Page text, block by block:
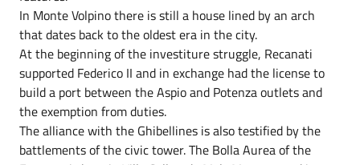
In Monte Volpino there is still a house lined by an arch
that dates back to the oldest era in the city.
At the beginning of the investiture struggle, Recanati
supported Federico II and in exchange had the license to
build a port between the Aspio and Potenza outlets and
the exemption from duties.
The alliance with the Ghibellines is also testified by the
battlements of the civic tower. The Bolla Aurea of the